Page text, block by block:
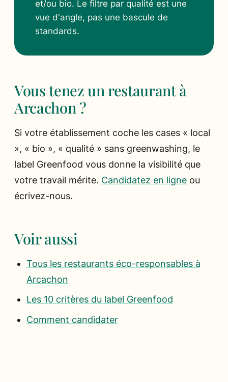
et/ou bio. Le filtre par qualité est une
vue d'angle, pas une bascule de
standards.
Vous tenez un restaurant à
Arcachon ?
Si votre établissement coche les cases « local
», « bio », « qualité » sans greenwashing, le
label Greenfood vous donne la visibilité que
votre travail mérite. Candidatez en ligne ou
écrivez-nous.
Voir aussi
Tous les restaurants éco-responsables à
Arcachon
Les 10 critères du label Greenfood
Comment candidater